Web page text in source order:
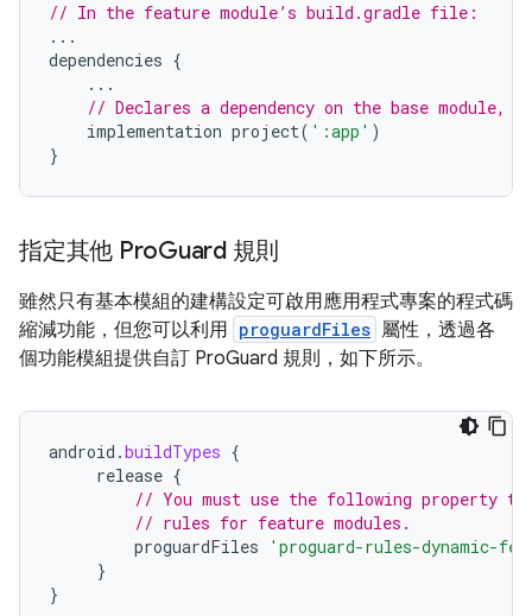
// In the feature module’s build.gradle file:
...
dependencies {
...
// Declares a dependency on the base module,
implementation project( ':app' )
}
指定其他 ProGuard 規則
雖然只有基本模組的建構設定可啟用應用程式專案的程式碼
縮減功能，但您可以利用 proguardFiles 屬性，透過各
個功能模組提供自訂 ProGuard 規則，如下所示。
android .buildTypes {
release {
// You must use the following property
// rules for feature modules.
proguardFiles
'proguard-rules-dynamic-
}
}